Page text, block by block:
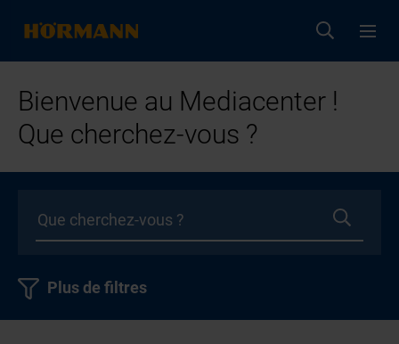
Bienvenue au Mediacenter !
Que cherchez-vous ?
Plus de filtres